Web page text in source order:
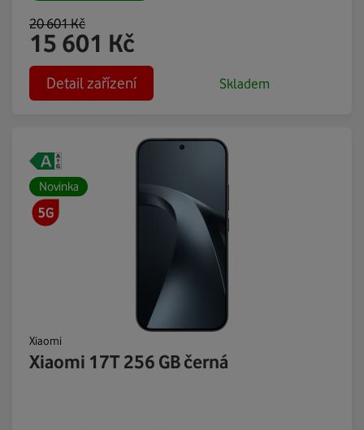
20 601Kč
15 601 Kč
Detail zařízení Skladem
Novinka
Xiaomi
Xiaomi 17T 256 GB černá